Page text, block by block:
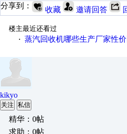
分享到： 收藏 邀请回答
楼主最近还看过
· 蒸汽回收机哪些生产厂家性价比高
kikyo
关注 私信
精华：0帖
求助：0帖